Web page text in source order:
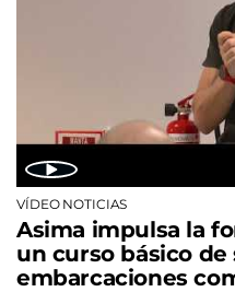
VÍDEO NOTICIAS
Asima impulsa la
un curso básico
embarcaciones